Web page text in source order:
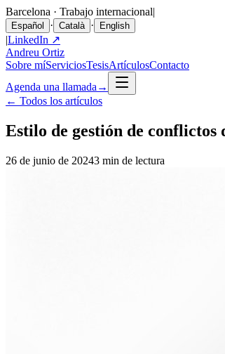
Barcelona · Trabajo internacional|
Español · Català · English
|LinkedIn ↗
Andreu Ortiz
Sobre míServiciosTesisArtículosContacto
Agenda una llamada →
← Todos los artículos
Estilo de gestión de
26 de junio de 20243 min de lectura